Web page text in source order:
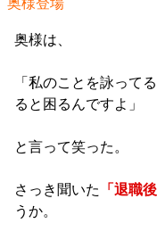
奥様登場
奥様は、
「私のことを詠って
ると困るんですよ」
と言って笑った。
さっき聞いた 「退職
うか。